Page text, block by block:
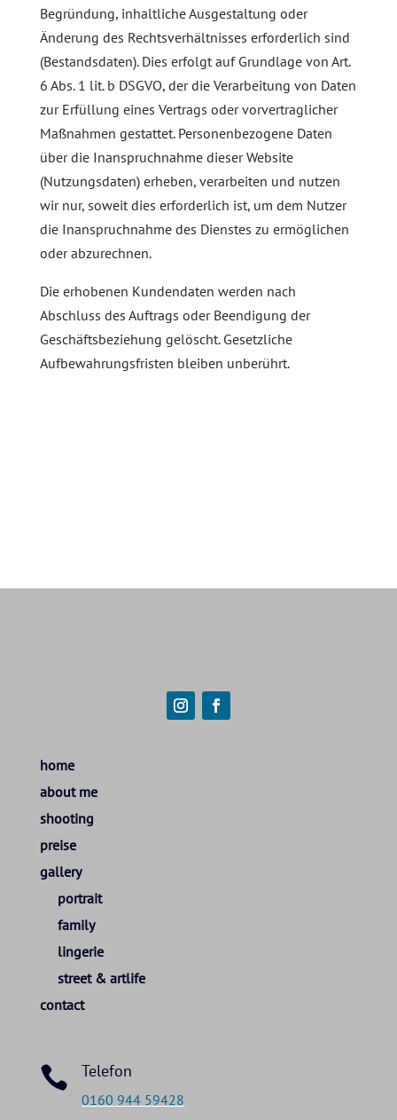
Begründung, inhaltliche Ausgestaltung oder
Änderung des Rechtsverhältnisses erforderlich sind
(Bestandsdaten). Dies erfolgt auf Grundlage von Art.
6 Abs. 1 lit. b DSGVO, der die Verarbeitung von Daten
zur Erfüllung eines Vertrags oder vorvertraglicher
Maßnahmen gestattet. Personenbezogene Daten
über die Inanspruchnahme dieser Website
(Nutzungsdaten) erheben, verarbeiten und nutzen
wir nur, soweit dies erforderlich ist, um dem Nutzer
die Inanspruchnahme des Dienstes zu ermöglichen
oder abzurechnen.
Die erhobenen Kundendaten werden nach
Abschluss des Auftrags oder Beendigung der
Geschäftsbeziehung gelöscht. Gesetzliche
Aufbewahrungsfristen bleiben unberührt.
home
about me
shooting
preise
gallery
portrait
family
lingerie
street & artlife
contact
 Telefon
0160 944 59428